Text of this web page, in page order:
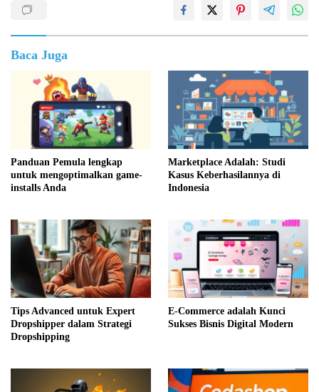
Baca Juga
Panduan Pemula lengkap
untuk mengoptimalkan game-
installs Anda
Marketplace Adalah: Studi
Kasus Keberhasilannya di
Indonesia
Tips Advanced untuk Expert
Dropshipper dalam Strategi
Dropshipping
E-Commerce adalah Kunci
Sukses Bisnis Digital Modern